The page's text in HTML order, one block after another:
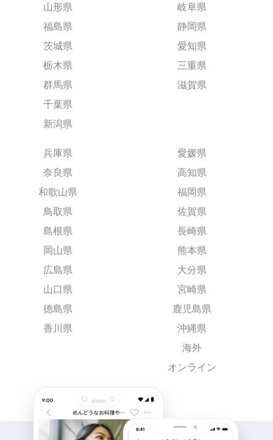
山形県
福島県
茨城県
栃木県
群馬県
千葉県
新潟県
岐阜県
静岡県
愛知県
三重県
滋賀県
兵庫県
奈良県
和歌山県
鳥取県
島根県
岡山県
広島県
山口県
徳島県
香川県
愛媛県
高知県
福岡県
佐賀県
長崎県
熊本県
大分県
宮崎県
鹿児島県
沖縄県
海外
オンライン